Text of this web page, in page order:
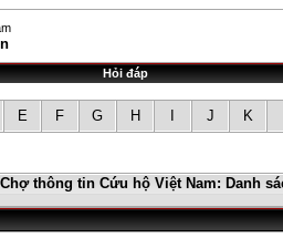
Hỏi đáp
E F G H J K
Chợ thông tin Cứu hộ Việt Nam: Danh